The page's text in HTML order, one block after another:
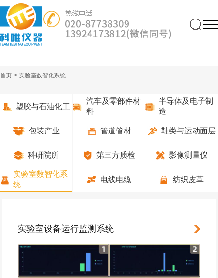
首页 > 实验室数智化系统
塑胶与石油化工
汽车及零部件材
料
半导体及电子制
造
包装产业 管道管材 鞋类与运动面层
科研院所 第三方质检 影像测量仪
实验室数智化系
统
电线电缆 纺织皮革
实验室设备运行监测系统